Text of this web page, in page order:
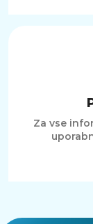
Za vse